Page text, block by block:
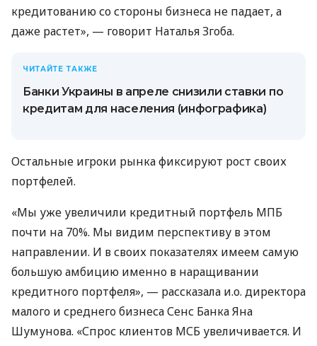
кредитованию со стороны бизнеса не падает, а
даже растет», — говорит Наталья Згоба.
ЧИТАЙТЕ ТАКЖЕ
Банки Украины в апреле снизили ставки по
кредитам для населения (инфографика)
Остальные игроки рынка фиксируют рост своих
портфелей.
«Мы уже увеличили кредитный портфель МПБ
почти на 70%. Мы видим перспективу в этом
направлении. И в своих показателях имеем самую
большую амбицию именно в наращивании
кредитного портфеля», — рассказала и.о. директора
малого и среднего бизнеса Сенс Банка Яна
Шумунова. «Спрос клиентов МСБ увеличивается. И